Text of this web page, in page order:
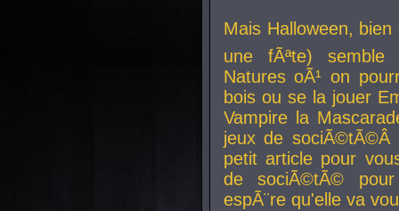
Mais Halloween, bien
une fÃªte) semble
Natures oÃ¹ on
bois ou se la jouer
Vampire la
jeux de
petit article pour
de sociÃ©tÃ©
espÃ¨re qu'elle va